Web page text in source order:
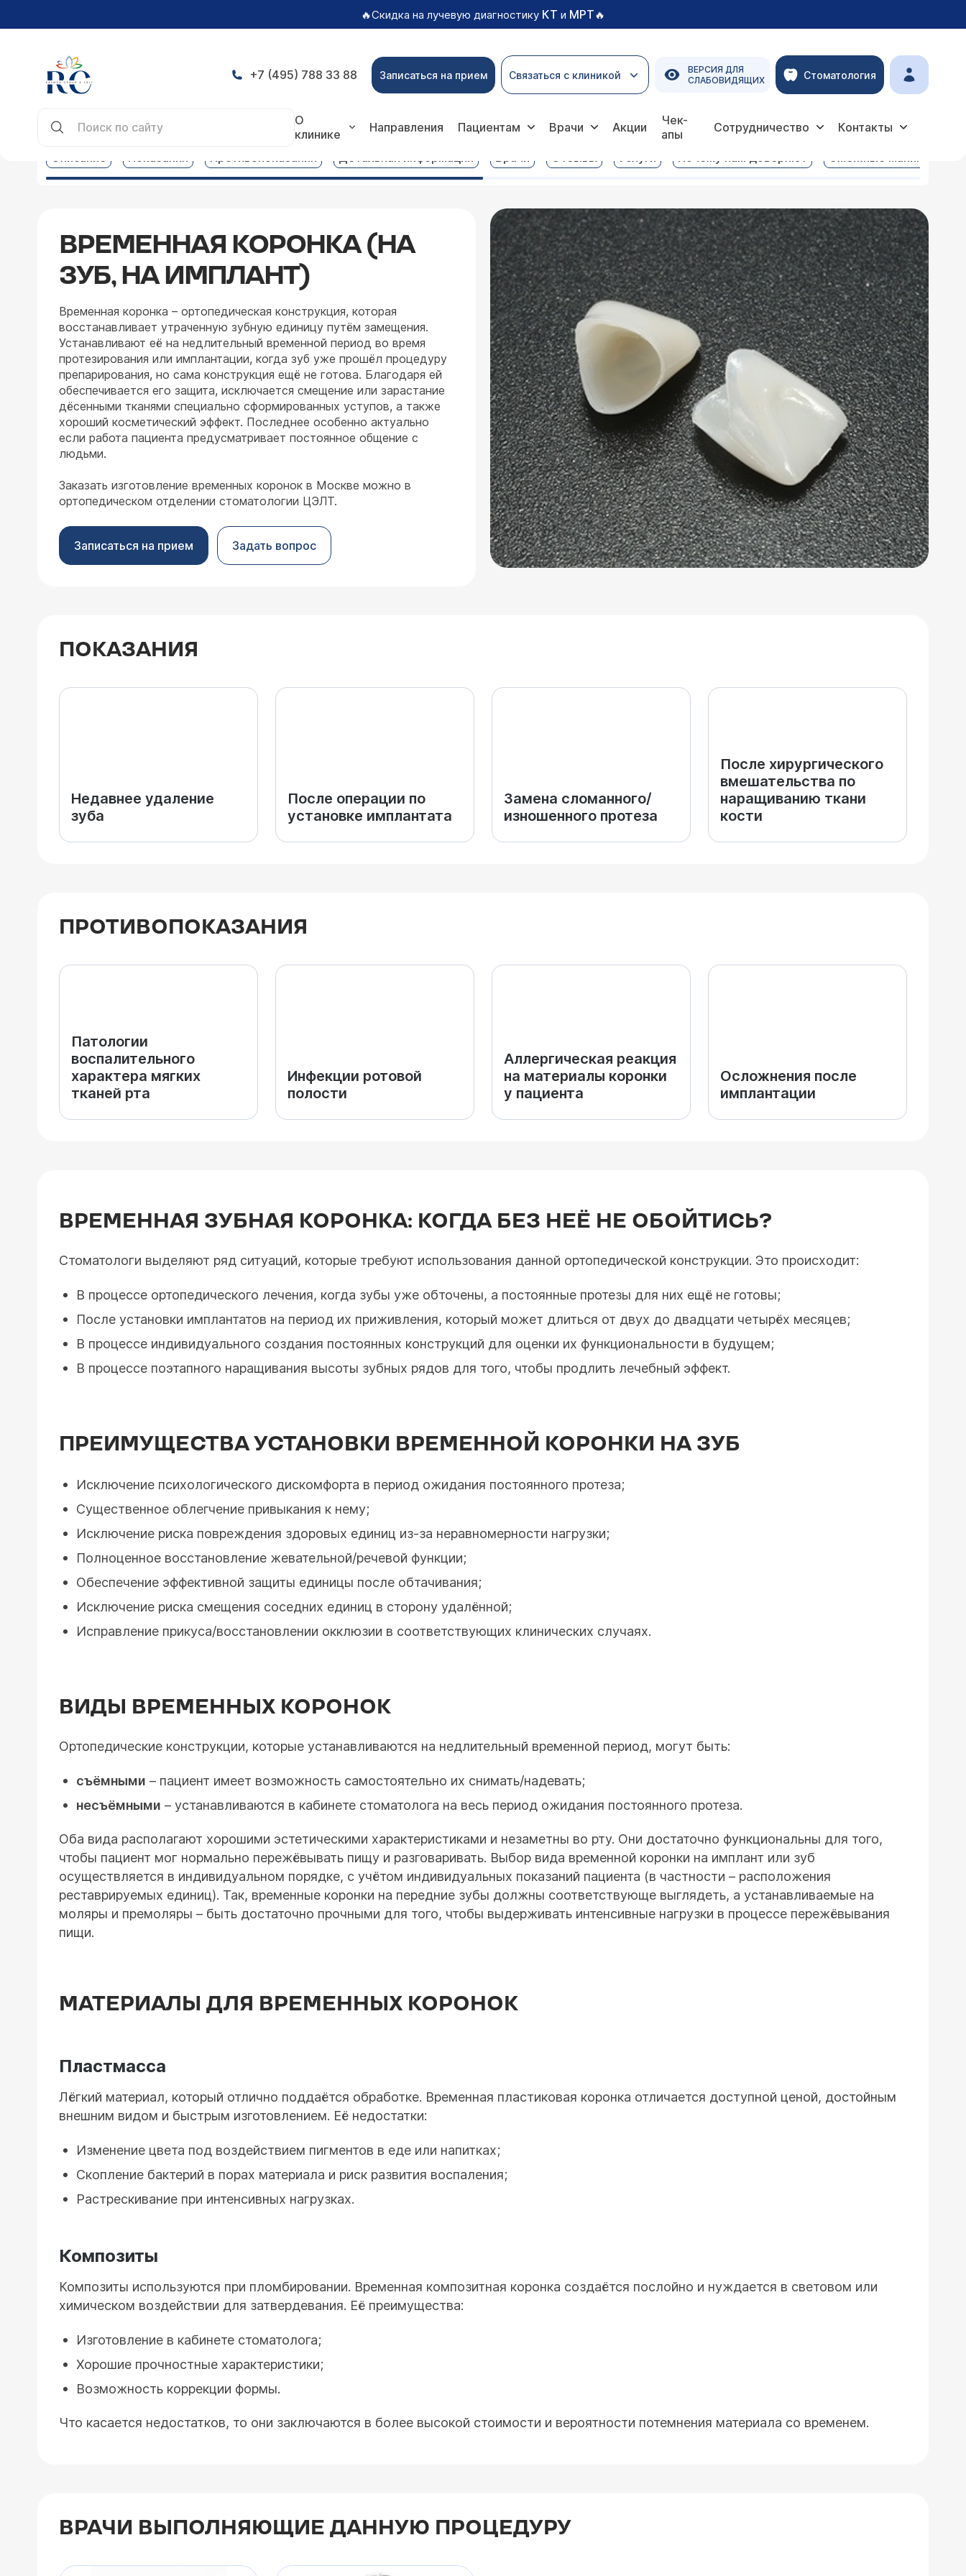
🔥Скидка на лучевую диагностику КТ и МРТ🔥
+7 (495) 788 33 88 Записаться на прием Связаться с клиникой
ВЕРСИЯ ДЛЯ
СЛАБОВИДЯЩИХ
Стоматология
О
клинике
Направления Пациентам Врачи Акции
Чек-
апы
Сотрудничество Контакты
Описание Показания Противопоказания Детальная информация Врачи Отзывы Услуги Почему нам доверяют Смежные манипуляции
ВРЕМЕННАЯ КОРОНКА (НА
ЗУБ, НА ИМПЛАНТ)
Временная коронка – ортопедическая конструкция, которая
восстанавливает утраченную зубную единицу путём замещения.
Устанавливают её на недлительный временной период во время
протезирования или имплантации, когда зуб уже прошёл процедуру
препарирования, но сама конструкция ещё не готова. Благодаря ей
обеспечивается его защита, исключается смещение или зарастание
дёсенными тканями специально сформированных уступов, а также
хороший косметический эффект. Последнее особенно актуально
если работа пациента предусматривает постоянное общение с
людьми.
Заказать изготовление временных коронок в Москве можно в
ортопедическом отделении стоматологии ЦЭЛТ.
Записаться на прием Задать вопрос
ПОКАЗАНИЯ
Недавнее удаление
зуба
После операции по
установке имплантата
Замена сломанного/
изношенного протеза
После хирургического
вмешательства по
наращиванию ткани
кости
ПРОТИВОПОКАЗАНИЯ
Патологии
воспалительного
характера мягких
тканей рта
Инфекции ротовой
полости
Аллергическая реакция
на материалы коронки
у пациента
Осложнения после
имплантации
ВРЕМЕННАЯ ЗУБНАЯ КОРОНКА: КОГДА БЕЗ НЕЁ НЕ ОБОЙТИСЬ?
Стоматологи выделяют ряд ситуаций, которые требуют использования данной ортопедической конструкции. Это происходит:
В процессе ортопедического лечения, когда зубы уже обточены, а постоянные протезы для них ещё не готовы;
После установки имплантатов на период их приживления, который может длиться от двух до двадцати четырёх месяцев;
В процессе индивидуального создания постоянных конструкций для оценки их функциональности в будущем;
В процессе поэтапного наращивания высоты зубных рядов для того, чтобы продлить лечебный эффект.
ПРЕИМУЩЕСТВА УСТАНОВКИ ВРЕМЕННОЙ КОРОНКИ НА ЗУБ
Исключение психологического дискомфорта в период ожидания постоянного протеза;
Существенное облегчение привыкания к нему;
Исключение риска повреждения здоровых единиц из-за неравномерности нагрузки;
Полноценное восстановление жевательной/речевой функции;
Обеспечение эффективной защиты единицы после обтачивания;
Исключение риска смещения соседних единиц в сторону удалённой;
Исправление прикуса/восстановлении окклюзии в соответствующих клинических случаях.
ВИДЫ ВРЕМЕННЫХ КОРОНОК
Ортопедические конструкции, которые устанавливаются на недлительный временной период, могут быть:
съёмными – пациент имеет возможность самостоятельно их снимать/надевать;
несъёмными – устанавливаются в кабинете стоматолога на весь период ожидания постоянного протеза.
Оба вида располагают хорошими эстетическими характеристиками и незаметны во рту. Они достаточно функциональны для того,
чтобы пациент мог нормально пережёвывать пищу и разговаривать. Выбор вида временной коронки на имплант или зуб
осуществляется в индивидуальном порядке, с учётом индивидуальных показаний пациента (в частности – расположения
реставрируемых единиц). Так, временные коронки на передние зубы должны соответствующе выглядеть, а устанавливаемые на
моляры и премоляры – быть достаточно прочными для того, чтобы выдерживать интенсивные нагрузки в процессе пережёвывания
пищи.
МАТЕРИАЛЫ ДЛЯ ВРЕМЕННЫХ КОРОНОК
Пластмасса
Лёгкий материал, который отлично поддаётся обработке. Временная пластиковая коронка отличается доступной ценой, достойным
внешним видом и быстрым изготовлением. Её недостатки:
Изменение цвета под воздействием пигментов в еде или напитках;
Скопление бактерий в порах материала и риск развития воспаления;
Растрескивание при интенсивных нагрузках.
Композиты
Композиты используются при пломбировании. Временная композитная коронка создаётся послойно и нуждается в световом или
химическом воздействии для затвердевания. Её преимущества:
Изготовление в кабинете стоматолога;
Хорошие прочностные характеристики;
Возможность коррекции формы.
Что касается недостатков, то они заключаются в более высокой стоимости и вероятности потемнения материала со временем.
ВРАЧИ ВЫПОЛНЯЮЩИЕ ДАННУЮ ПРОЦЕДУРУ